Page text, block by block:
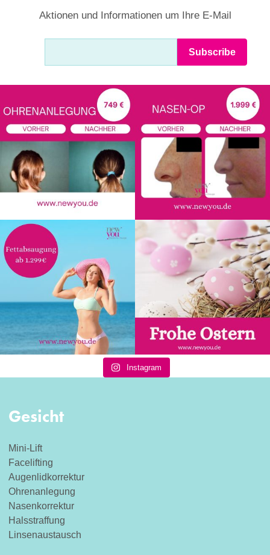
Aktionen und Informationen um Ihre E-Mail
Instagram
Gesicht
Mini-Lift
Facelifting
Augenlidkorrektur
Ohrenanlegung
Nasenkorrektur
Halsstraffung
Linsenaustausch